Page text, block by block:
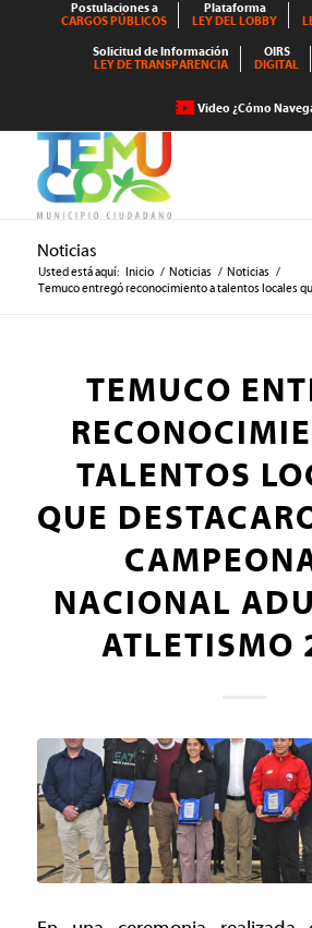
Postulaciones a
CARGOS PÚBLICOS
Plataforma
LEY DEL LOBBY
Solicitud de Información
LEY DE TRANSPARENCIA
OIRS
DIGITAL
Video ¿Cómo
Noticias
Usted está aquí: Inicio / Noticias / Noticias /
Temuco entregó reconocimiento a talentos locales
TEMUCO
TALENTOS
QUE
NACIONAL
ATLETISMO